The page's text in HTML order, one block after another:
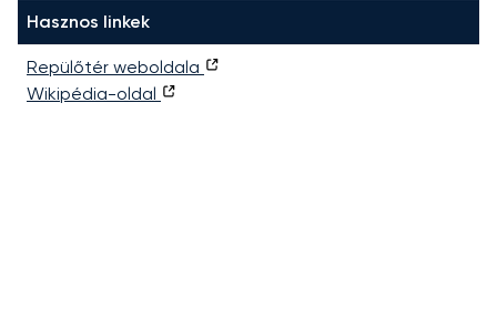
Hasznos linkek
Repülőtér weboldala
Wikipédia-oldal